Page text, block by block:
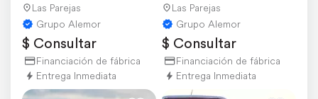
Las Parejas
Grupo Alemor
$ Consultar
Financiación de fábrica
Entrega Inmediata
Las Parejas
Grupo Alemor
$ Consultar
Financiación de fábrica
Entrega Inmediata